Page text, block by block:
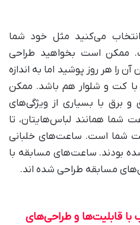
می‌کنید مثل خود شما
ممکن است بخواهید طراحی
را هر روز پوشید اما به اندازه
کت و شلوار هم باشد. ممکن
برق با بسیاری از ویژگی‌های
شما همانند لباس‌هایتان، تا
شما است. ساعت‌های خلبانی
شده بودند. ساعت‌های مسابقه با
مسابقه طراحی شده اند.
قابلیت‌ها و طراحی‌های